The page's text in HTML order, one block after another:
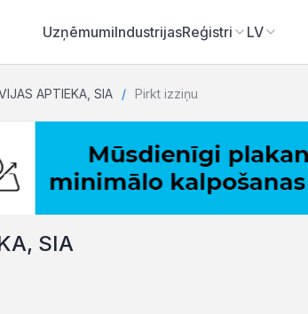
UzņēmumiIndustrijasReģistri LV
APTIEKA, SIA Pirkt izziņu
SIA